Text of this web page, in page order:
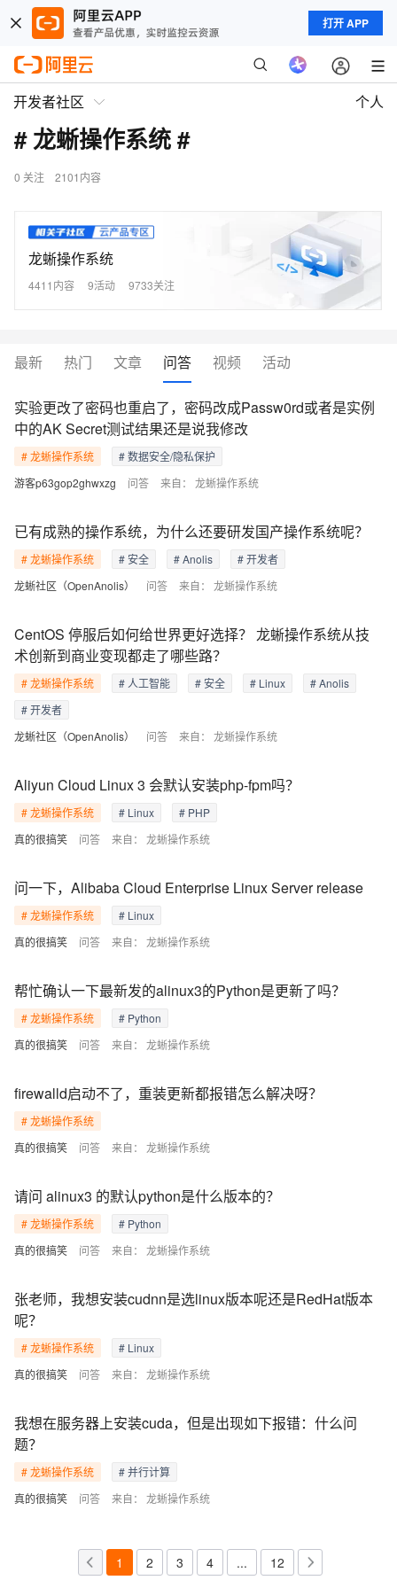
打开 APP
开发者社区 个人
# 龙蜥操作系统 #
0 关注 2101内容
龙蜥操作系统
4411内容 9活动 9733关注
最新 热门 文章 问答 视频 活动
游客p63gop2ghwxzg 问答 来自： 龙蜥操作系统
实验更改了密码也重启了，密码改成Passw0rd或者是实例
中的AK Secret测试结果还是说我修改
# 龙蜥操作系统 # 数据安全/隐私保护
龙蜥社区（OpenAnolis） 问答 来自： 龙蜥操作系统
已有成熟的操作系统，为什么还要研发国产操作系统呢？
# 龙蜥操作系统 # 安全 # Anolis # 开发者
龙蜥社区（OpenAnolis） 问答 来自： 龙蜥操作系统
CentOS 停服后如何给世界更好选择？ 龙蜥操作系统从技
术创新到商业变现都走了哪些路？
# 龙蜥操作系统 # 人工智能 # 安全 # Linux
# Anolis
# 开发者
真的很搞笑 问答 来自： 龙蜥操作系统
Aliyun Cloud Linux 3 会默认安装php-fpm吗？
# 龙蜥操作系统 # Linux # PHP
真的很搞笑 问答 来自： 龙蜥操作系统
问一下，Alibaba Cloud Enterprise Linux Server release
# 龙蜥操作系统 # Linux
真的很搞笑 问答 来自： 龙蜥操作系统
帮忙确认一下最新发的alinux3的Python是更新了吗？
# 龙蜥操作系统 # Python
真的很搞笑 问答 来自： 龙蜥操作系统
firewalld启动不了，重装更新都报错怎么解决呀？
# 龙蜥操作系统
真的很搞笑 问答 来自： 龙蜥操作系统
请问 alinux3 的默认python是什么版本的？
# 龙蜥操作系统 # Python
真的很搞笑 问答 来自： 龙蜥操作系统
张老师，我想安装cudnn是选linux版本呢还是RedHat版本
呢？
# 龙蜥操作系统 # Linux
真的很搞笑 问答 来自： 龙蜥操作系统
我想在服务器上安装cuda，但是出现如下报错：什么问
题？
# 龙蜥操作系统 # 并行计算
1 2 3 4 ... 12